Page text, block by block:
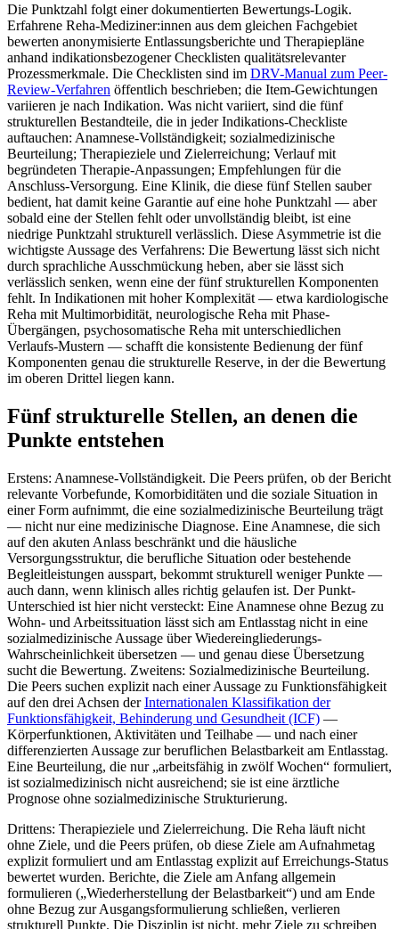
Die Punktzahl folgt einer dokumentierten Bewertungs-Logik.
Erfahrene Reha-Mediziner:innen aus dem gleichen Fachgebiet
bewerten anonymisierte Entlassungsberichte und Therapiepläne
anhand indikationsbezogener Checklisten qualitätsrelevanter
Prozessmerkmale. Die Checklisten sind im DRV-Manual zum Peer-
Review-Verfahren öffentlich beschrieben; die Item-Gewichtungen
variieren je nach Indikation. Was nicht variiert, sind die fünf
strukturellen Bestandteile, die in jeder Indikations-Checkliste
auftauchen: Anamnese-Vollständigkeit; sozialmedizinische
Beurteilung; Therapieziele und Zielerreichung; Verlauf mit
begründeten Therapie-Anpassungen; Empfehlungen für die
Anschluss-Versorgung. Eine Klinik, die diese fünf Stellen sauber
bedient, hat damit keine Garantie auf eine hohe Punktzahl — aber
sobald eine der Stellen fehlt oder unvollständig bleibt, ist eine
niedrige Punktzahl strukturell verlässlich. Diese Asymmetrie ist die
wichtigste Aussage des Verfahrens: Die Bewertung lässt sich nicht
durch sprachliche Ausschmückung heben, aber sie lässt sich
verlässlich senken, wenn eine der fünf strukturellen Komponenten
fehlt. In Indikationen mit hoher Komplexität — etwa kardiologische
Reha mit Multimorbidität, neurologische Reha mit Phase-
Übergängen, psychosomatische Reha mit unterschiedlichen
Verlaufs-Mustern — schafft die konsistente Bedienung der fünf
Komponenten genau die strukturelle Reserve, in der die Bewertung
im oberen Drittel liegen kann.
Fünf strukturelle Stellen, an denen die
Punkte entstehen
Erstens: Anamnese-Vollständigkeit. Die Peers prüfen, ob der Bericht
relevante Vorbefunde, Komorbiditäten und die soziale Situation in
einer Form aufnimmt, die eine sozialmedizinische Beurteilung trägt
— nicht nur eine medizinische Diagnose. Eine Anamnese, die sich
auf den akuten Anlass beschränkt und die häusliche
Versorgungsstruktur, die berufliche Situation oder bestehende
Begleitleistungen ausspart, bekommt strukturell weniger Punkte —
auch dann, wenn klinisch alles richtig gelaufen ist. Der Punkt-
Unterschied ist hier nicht versteckt: Eine Anamnese ohne Bezug zu
Wohn- und Arbeitssituation lässt sich am Entlasstag nicht in eine
sozialmedizinische Aussage über Wiedereingliederungs-
Wahrscheinlichkeit übersetzen — und genau diese Übersetzung
sucht die Bewertung. Zweitens: Sozialmedizinische Beurteilung.
Die Peers suchen explizit nach einer Aussage zu Funktionsfähigkeit
auf den drei Achsen derInternationalen Klassifikation der
Funktionsfähigkeit, Behinderung und Gesundheit (ICF) —
Körperfunktionen, Aktivitäten und Teilhabe — und nach einer
differenzierten Aussage zur beruflichen Belastbarkeit am Entlasstag.
Eine Beurteilung, die nur „arbeitsfähig in zwölf Wochen“ formuliert,
ist sozialmedizinisch nicht ausreichend; sie ist eine ärztliche
Prognose ohne sozialmedizinische Strukturierung.
Drittens: Therapieziele und Zielerreichung. Die Reha läuft nicht
ohne Ziele, und die Peers prüfen, ob diese Ziele am Aufnahmetag
explizit formuliert und am Entlasstag explizit auf Erreichungs-Status
bewertet wurden. Berichte, die Ziele am Anfang allgemein
formulieren („Wiederherstellung der Belastbarkeit“) und am Ende
ohne Bezug zur Ausgangsformulierung schließen, verlieren
strukturell Punkte. Die Disziplin ist nicht, mehr Ziele zu schreiben